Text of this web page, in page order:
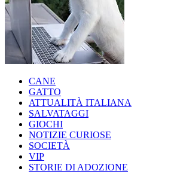
CANE
GATTO
ATTUALITÀ ITALIANA
SALVATAGGI
GIOCHI
NOTIZIE CURIOSE
SOCIETÀ
VIP
STORIE DI ADOZIONE